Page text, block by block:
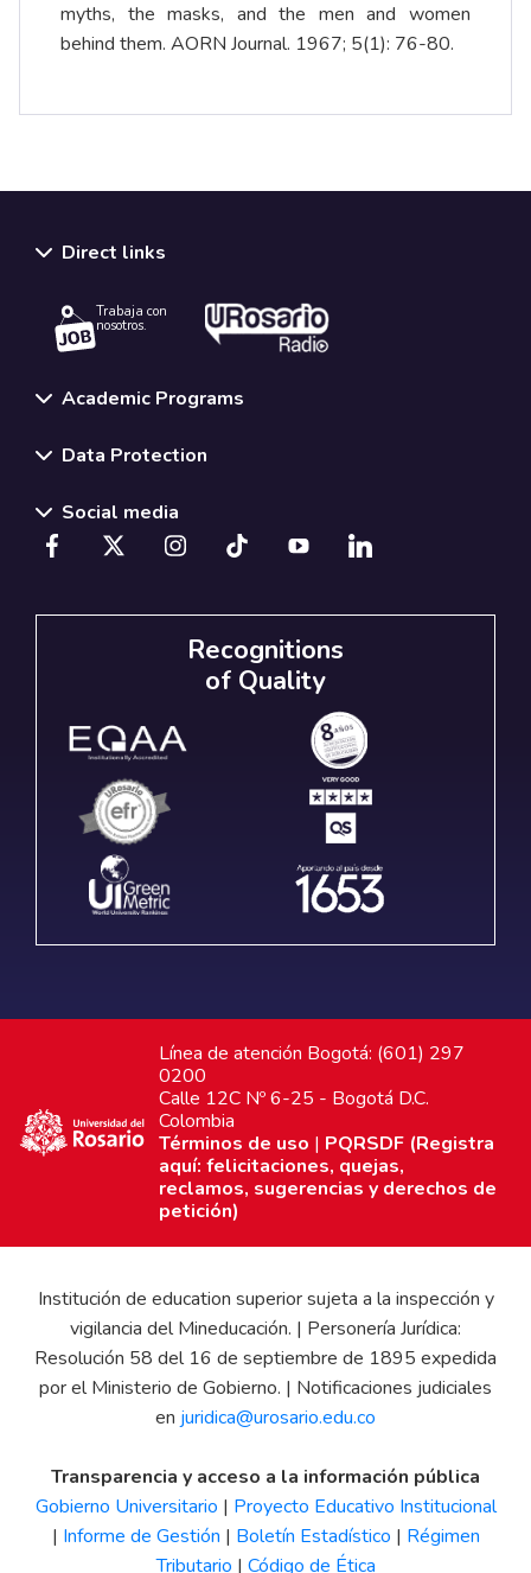
myths, the masks, and the men and women
behind them. AORN Journal. 1967; 5(1): 76-80.
Direct links
Trabaja con
nosotros.
Academic Programs
Data Protection
Social media
Recognitions
of Quality
Línea de atención Bogotá: (601) 297
0200
Calle 12C Nº 6-25 - Bogotá D.C.
Colombia
Términos de uso | PQRSDF (Registra
aquí: felicitaciones, quejas,
reclamos, sugerencias y derechos de
petición)
Institución de education superior sujeta a la inspección y
vigilancia del Mineducación. | Personería Jurídica:
Resolución 58 del 16 de septiembre de 1895 expedida
por el Ministerio de Gobierno. | Notificaciones judiciales
en juridica@urosario.edu.co
Transparencia y acceso a la información pública
Gobierno Universitario | Proyecto Educativo Institucional
| Informe de Gestión | Boletín Estadístico | Régimen
Tributario | Código de Ética